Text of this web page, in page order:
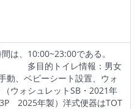
は、10:00~23:00である。
イレ情報：男女
動、ベビーシート設置、ウォ
ウォシュレットSB・2021年
2025年製）洋式便器はTOT